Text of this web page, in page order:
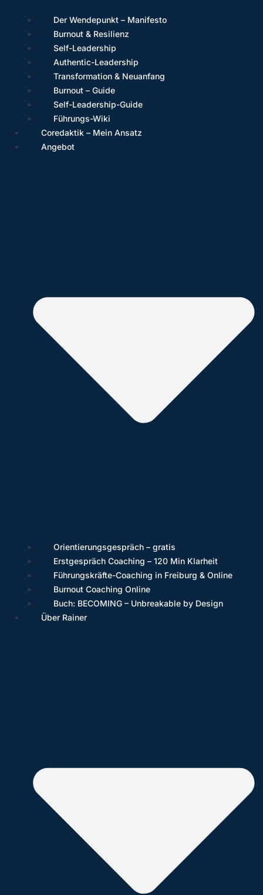
Der Wendepunkt – Manifesto
Burnout & Resilienz
Self-Leadership
Authentic-Leadership
Transformation & Neuanfang
Burnout – Guide
Self-Leadership-Guide
Führungs-Wiki
Coredaktik – Mein Ansatz
Angebot
Orientierungsgespräch – gratis
Erstgespräch Coaching – 120 Min Klarheit
Führungskräfte-Coaching in Freiburg & Online
Burnout Coaching Online
Buch: BECOMING – Unbreakable by Design
Über Rainer